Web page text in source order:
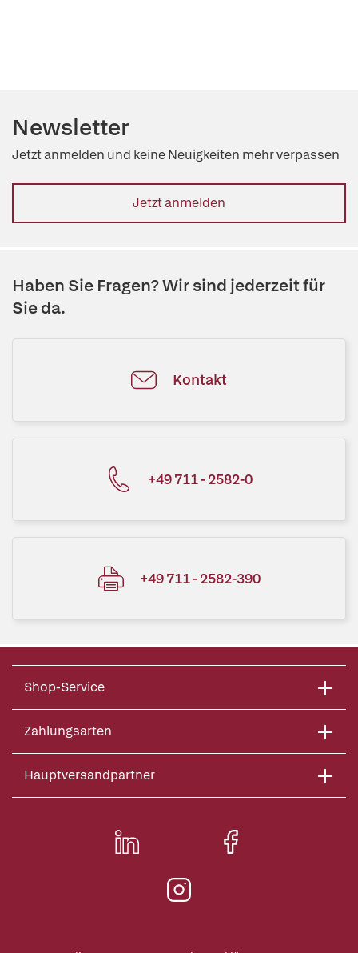
Newsletter
Jetzt anmelden und keine Neuigkeiten mehr verpassen
Jetzt anmelden
Haben Sie Fragen? Wir sind jederzeit für
Sie da.
Kontakt
+49 711 - 2582-0
+49 711 - 2582-390
Shop-Service
Zahlungsarten
Hauptversandpartner